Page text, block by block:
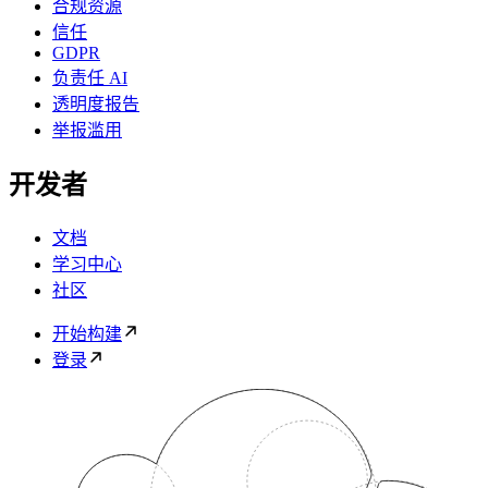
合规资源
信任
GDPR
负责任 AI
透明度报告
举报滥用
开发者
文档
学习中心
社区
开始构建
登录